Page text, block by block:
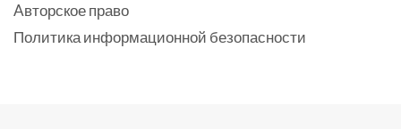
Aвторское право
Политика информационной безопасности